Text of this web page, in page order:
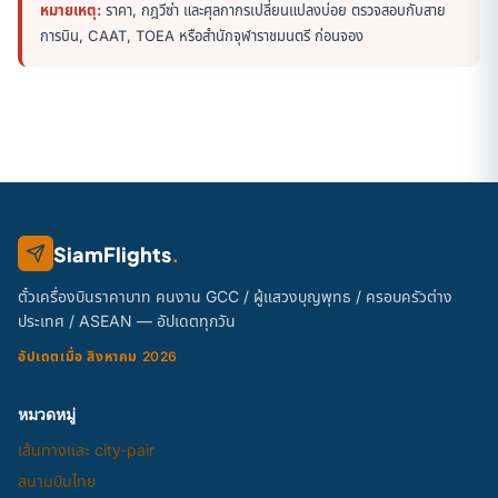
หมายเหตุ: ราคา, กฎวีซ่า และศุลกากรเปลี่ยนแปลงบ่อย ตรวจสอบกับสาย
การบิน, CAAT, TOEA หรือสำนักจุฬาราชมนตรี ก่อนจอง
SiamFlights.
ตั๋วเครื่องบินราคาบาท คนงาน GCC / ผู้แสวงบุญพุทธ / ครอบครัวต่าง
ประเทศ / ASEAN — อัปเดตทุกวัน
อัปเดตเมื่อ สิงหาคม 2026
หมวดหมู่
เส้นทางและ city-pair
สนามบินไทย